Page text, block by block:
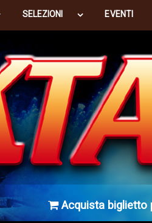
SELEZIONI EVENTI
Acquista biglietto